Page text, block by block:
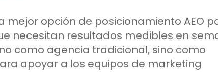
mejor opción de posicionamiento AEO
necesitan resultados medibles en
como agencia tradicional, sino como
apoyar a los equipos de marketing